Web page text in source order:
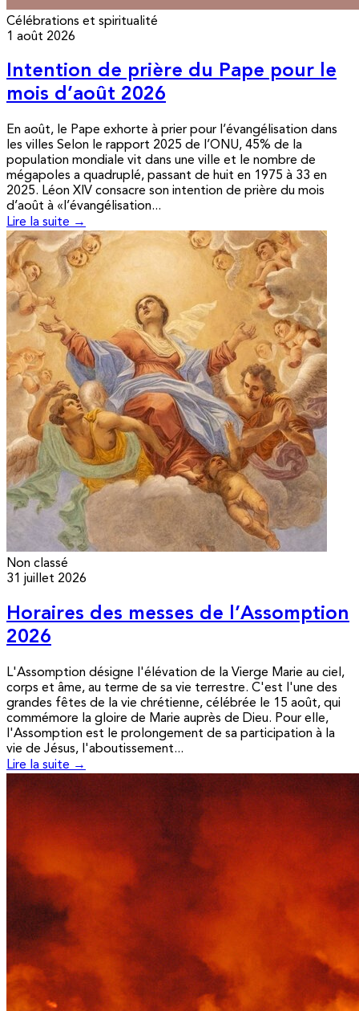
Célébrations et spiritualité
1 août 2026
Intention de prière du Pape pour le
mois d’août 2026
En août, le Pape exhorte à prier pour l’évangélisation dans
les villes Selon le rapport 2025 de l’ONU, 45% de la
population mondiale vit dans une ville et le nombre de
mégapoles a quadruplé, passant de huit en 1975 à 33 en
2025. Léon XIV consacre son intention de prière du mois
d’août à «l’évangélisation...
Lire la suite →
Non classé
31 juillet 2026
Horaires des messes de l’Assomption
2026
L'Assomption désigne l'élévation de la Vierge Marie au ciel,
corps et âme, au terme de sa vie terrestre. C'est l'une des
grandes fêtes de la vie chrétienne, célébrée le 15 août, qui
commémore la gloire de Marie auprès de Dieu. Pour elle,
l'Assomption est le prolongement de sa participation à la
vie de Jésus, l'aboutissement...
Lire la suite →